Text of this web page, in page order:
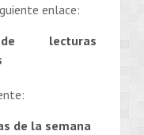
enlace:
de lecturas
de la semana